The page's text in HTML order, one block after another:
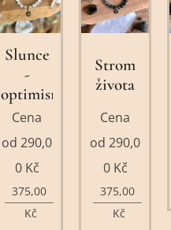
Slunce
-
optimismus
Cena
od 290,0
0Kč
375,00
Kč
Strom
života
Cena
od 290,0
0Kč
375,00
Kč